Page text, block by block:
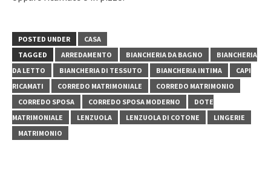
POSTED UNDER
CASA
TAGGED
ARREDAMENTO BIANCHERIA DA BAGNO
BIANCHERIA
DA LETTO
BIANCHERIA DI TESSUTO BIANCHERIA INTIMA
CAPI
RICAMATI
CORREDO MATRIMONIALE
CORREDO MATRIMONIO
CORREDO SPOSA
CORREDO SPOSA MODERNO
DOTE
MATRIMONIALE
LENZUOLA LENZUOLA DI COTONE
LINGERIE
MATRIMONIO